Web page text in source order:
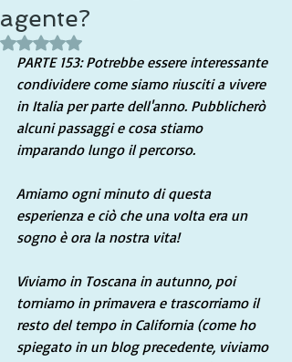
agente?
Valutazione NaN stelle su 5.
PARTE 153: Potrebbe essere interessante
condividere come siamo riusciti a vivere
in Italia per parte dell'anno. Pubblicherò
alcuni passaggi e cosa stiamo
imparando lungo il percorso.
Amiamo ogni minuto di questa
esperienza e ciò che una volta era un
sogno è ora la nostra vita!
Viviamo in Toscana in autunno, poi
torniamo in primavera e trascorriamo il
resto del tempo in California (come ho
spiegato in un blog precedente, viviamo